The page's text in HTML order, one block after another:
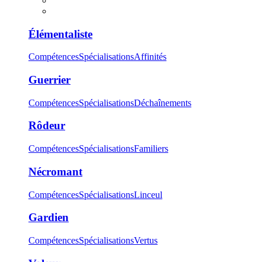
Élémentaliste
CompétencesSpécialisationsAffinités
Guerrier
CompétencesSpécialisationsDéchaînements
Rôdeur
CompétencesSpécialisationsFamiliers
Nécromant
CompétencesSpécialisationsLinceul
Gardien
CompétencesSpécialisationsVertus